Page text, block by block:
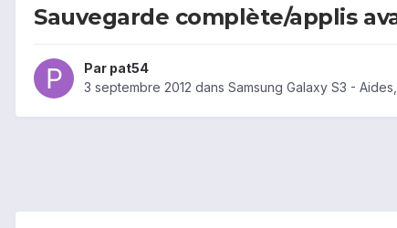
Sauvegarde complète/applis
Par pat54
3 septembre 2012 dans Samsung Galaxy S3 -